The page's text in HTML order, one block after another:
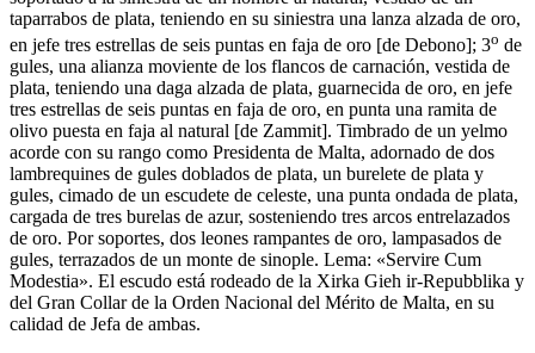
taparrabos de plata, teniendo en su siniestra una lanza alzada de oro,
en jefe tres estrellas de seis puntas en faja de oro [de Debono]; 3o de
gules, una alianza moviente de los flancos de carnación, vestida de
plata, teniendo una daga alzada de plata, guarnecida de oro, en jefe
tres estrellas de seis puntas en faja de oro, en punta una ramita de
olivo puesta en faja al natural [de Zammit]. Timbrado de un yelmo
acorde con su rango como Presidenta de Malta, adornado de dos
lambrequines de gules doblados de plata, un burelete de plata y
gules, cimado de un escudete de celeste, una punta ondada de plata,
cargada de tres burelas de azur, sosteniendo tres arcos entrelazados
de oro. Por soportes, dos leones rampantes de oro, lampasados de
gules, terrazados de un monte de sinople. Lema: «Servire Cum
Modestia». El escudo está rodeado de la Xirka Gieh ir-Repubblika y
del Gran Collar de la Orden Nacional del Mérito de Malta, en su
calidad de Jefa de ambas.